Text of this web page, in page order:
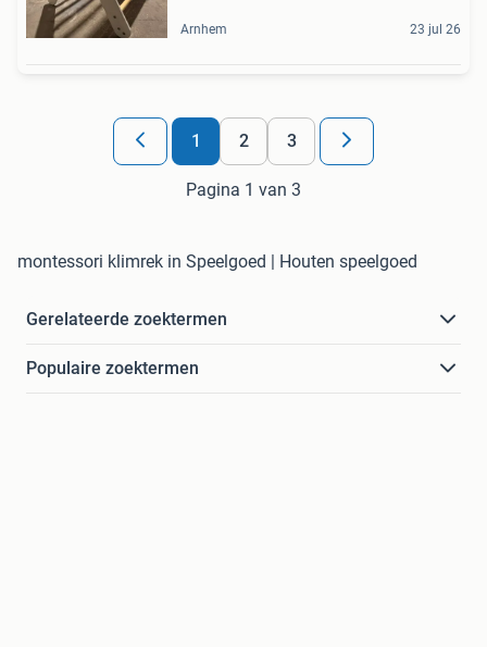
Arnhem 23 jul 26
1 2 3
Pagina 1 van 3
montessori klimrek in Speelgoed | Houten speelgoed
Gerelateerde zoektermen
Populaire zoektermen